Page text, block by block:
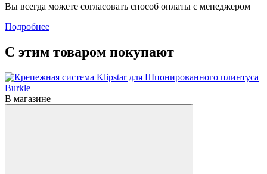
Вы всегда можете согласовать способ оплаты с менеджером
Подробнее
С этим товаром покупают
В магазине